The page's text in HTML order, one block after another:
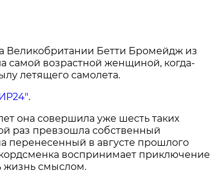
Великобритании Бетти Бромейдж из
самой возрастной женщиной, когда-
летящего самолета.
.
она совершила уже шесть таких
раз превзошла собственный
перенесенный в августе прошлого
воспринимает приключение
жизнь смыслом.